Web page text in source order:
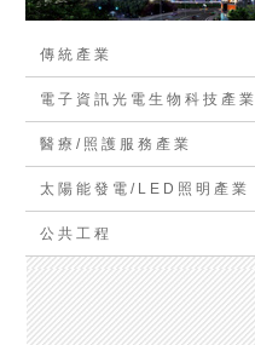
傳統產業
電子資訊光電生物科技產業
醫療/照護服務產業
太陽能發電/LED照明產業
公共工程